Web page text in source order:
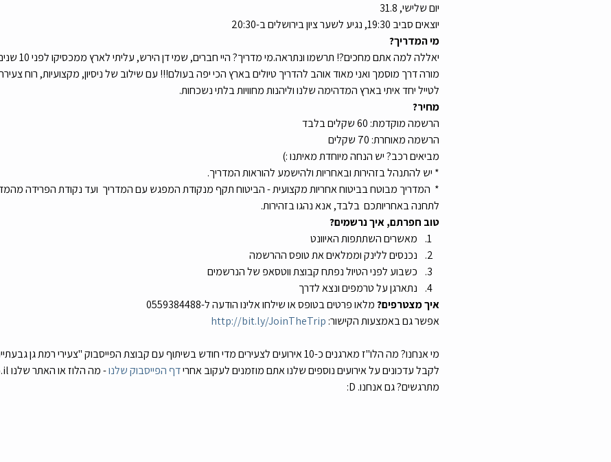
יום שלישי, 31.8
יוצאים סביב 19:30, נגיע לשער ציון בירושלים ב-20:30
מי המדריך?
יאללה למה אתם
מורה דרך מוסמך ואני מאוד אוהב להדריך טיולים בארץ הכי יפה בעולם!!! עם שילוב של ניסיון, מקצועיות, רוח
לטייל יחד איתי בארץ המדהימה שלנו וליהנות מחוויות בלתי נשכחות.
מחיר?
הרשמה מוקדמת: 60 שקלים בלבד
הרשמה מאוחרת: 70 שקלים
מביאים רכב? יש הנחה מיוחדת מאיתנו :)
* יש להתנהל בזהירות ובאחריות ולהישמע להוראות המדריך.
*  המדריך מבוטח בביטוח אחריות מקצועית - הביטוח תקף מנקודת המפגש עם המדריך  ועד נקודת הפרידה
לתחנה באחריותכם  בלבד, אנא נהגו בזהירות.
טוב חפרתם, איך נרשמים?
מאשרים השתתפות האיוונט
נכנסים ללינק וממלאים את טופס ההרשמה
כשבוע לפני הטיול נפתח קבוצת ווטסאפ של הנרשמים
נתארגן על טרמפים ונצא לדרך
איך מצטרפים? מלאו פרטים בטופס או שילחו אלינו הודעה ל-0559384488
אפשר גם באמצעות הקישור: http://bit.ly/JoinTheTrip
לקבל עדכונים על אירועים נוספים שלנו אתם מוזמנים לעקוב אחרי דף הפייסבוק שלנו - מה הלוז או האתר שלנו mahaluz.co.il
מתרגשים? גם אנחנו. D: